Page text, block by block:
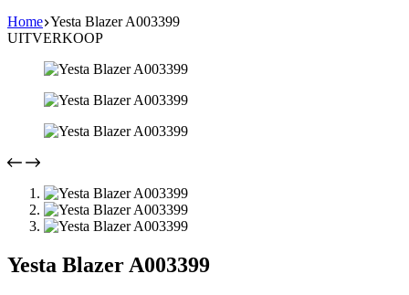
Home Yesta Blazer A003399
UITVERKOOP
Yesta Blazer A003399